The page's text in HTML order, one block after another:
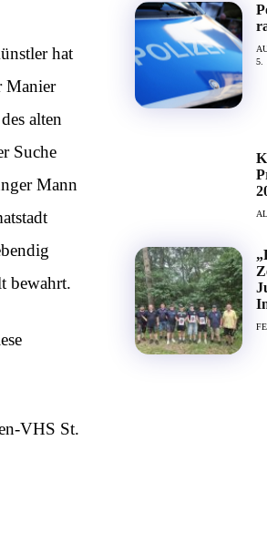
hat
Manier
alten
Suche
Mann
bewahrt.
VHS St.
5.